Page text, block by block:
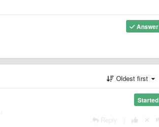
Answer
Oldest first
Started
Reply